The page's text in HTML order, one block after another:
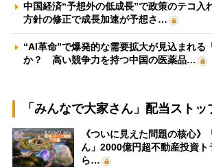
中国経済“予想外の低成長”で政策のテコ
方針の修正で成長加速が予想さ…
“AI革命”で爆発的な需要拡大が見込まれる
か？ 高い競争力を持つ中国の医薬品…
「みんなで大家さん」配当スト
《ついに見えた問題の核心》
ん」2000億円超不動産投資ト
ら…